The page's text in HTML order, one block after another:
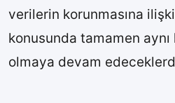
verilerin korunmasına
konusunda tamamen
olmaya devam